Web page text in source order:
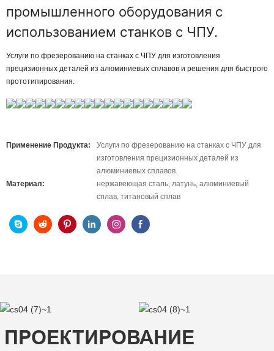
промышленного оборудования с
использованием станков с ЧПУ.
Услуги по фрезерованию на станках с ЧПУ для изготовления
прецизионных деталей из алюминиевых сплавов и решения для быстрого
прототипирования.
Применение Продукта:
Услуги по фрезерованию на станках с ЧПУ для
изготовления прецизионных деталей из
алюминиевых сплавов.
Материал:
нержавеющая сталь, латунь, алюминиевый
сплав, титановый сплав
ПРОЕКТИРОВАНИЕ